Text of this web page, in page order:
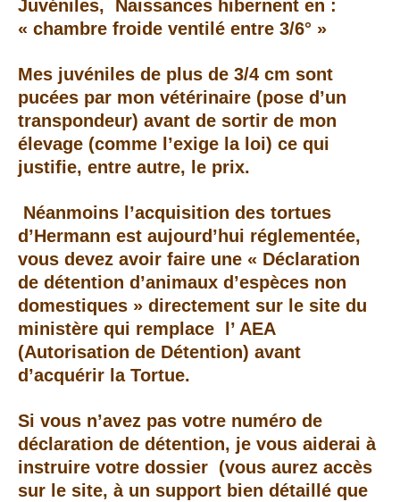
Juvéniles, Naissances hibernent en :
« chambre froide ventilé entre 3/6° »
Mes juvéniles de plus de 3/4 cm sont
pucées par mon vétérinaire (pose d’un
transpondeur) avant de sortir de mon
élevage (comme l’exige la loi) ce qui
justifie, entre autre, le prix.
Néanmoins l’acquisition des tortues
d’Hermann est aujourd’hui réglementée,
vous devez avoir faire une « Déclaration
de détention d’animaux d’espèces non
domestiques » directement sur le site du
ministère qui remplace l’ AEA
(Autorisation de Détention) avant
d’acquérir la Tortue.
Si vous n’avez pas votre numéro de
déclaration de détention, je vous aiderai à
instruire votre dossier (vous aurez accès
sur le site, à un support bien détaillé que